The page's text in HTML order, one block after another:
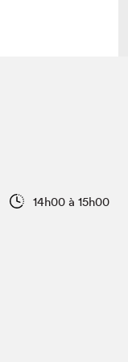
dans la ville
14h00 à 15h00